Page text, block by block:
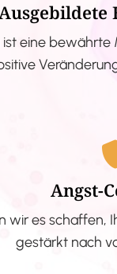
eine
Angst-
wir es schaffen,
gestärkt nach